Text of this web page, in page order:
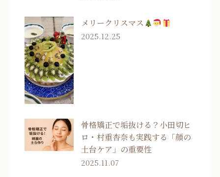
メリークリスマス
2025.12.25
骨格矯正で垢抜ける？小田切ヒ
ロ・村重杏奈も実践する「顔の
土台ケア」の重要性
2025.11.07